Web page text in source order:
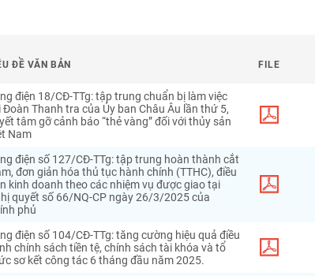
ĐỀ VĂN BẢN FILE
điện 18/CĐ-TTg: tập trung chuẩn bị làm việc
Đoàn Thanh tra của Ủy ban Châu Âu lần thứ 5,
tâm gỡ cảnh báo “thẻ vàng” đối với thủy sản
Nam
điện số 127/CĐ-TTg: tập trung hoàn thành cắt
đơn giản hóa thủ tục hành chính (TTHC), điều
kinh doanh theo các nhiệm vụ được giao tại
quyết số 66/NQ-CP ngày 26/3/2025 của
phủ
điện số 104/CĐ-TTg: tăng cường hiệu quả điều
chính sách tiền tệ, chính sách tài khóa và tổ
sơ kết công tác 6 tháng đầu năm 2025.